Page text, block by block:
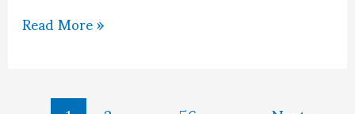
शाळा
Read More »